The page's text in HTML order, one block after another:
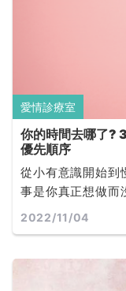
愛情診療室
你的時間去哪了?
優先順序
從小有意識開始到
事是你真正想做而
碎或毫無益處卻仍
2022/11/04